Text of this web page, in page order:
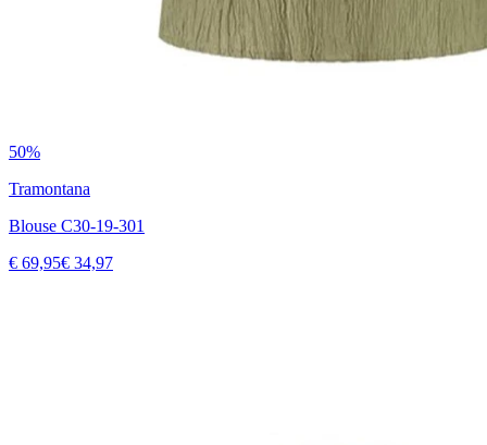
50%
Tramontana
Blouse C30-19-301
€ 69,95€ 34,97